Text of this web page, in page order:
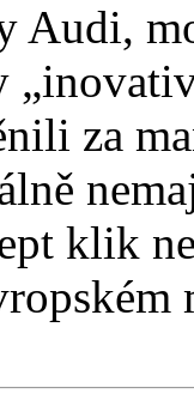
Audi,
za
klik